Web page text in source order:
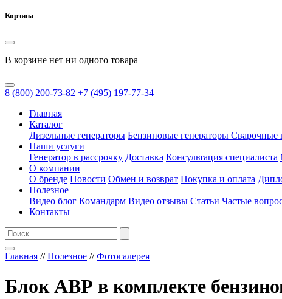
Корзина
В корзине нет ни одного товара
8 (800) 200-73-82 +7 (495) 197-77-34
Главная
Каталог
Дизельные генераторы Бензиновые генераторы Сварочные
Наши услуги
Генератор в рассрочку Доставка Консультация специалиста
О компании
О бренде Новости Обмен и возврат Покупка и оплата
Полезное
Видео блог Командарм Видео отзывы Статьи Частые
Контакты
Главная //Полезное //Фотогалерея
Блок АВР в комплекте